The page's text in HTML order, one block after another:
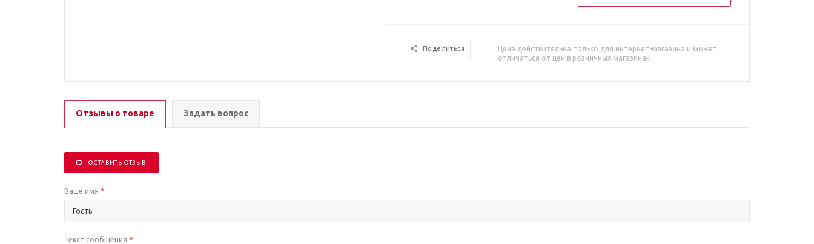
Поделиться
Цена действительна только для интернет-магазина и может
отличаться от цен в розничных магазинах
Отзывы о товаре Задать вопрос
ОСТАВИТЬ ОТЗЫВ
Ваше имя *
Текст сообщения *